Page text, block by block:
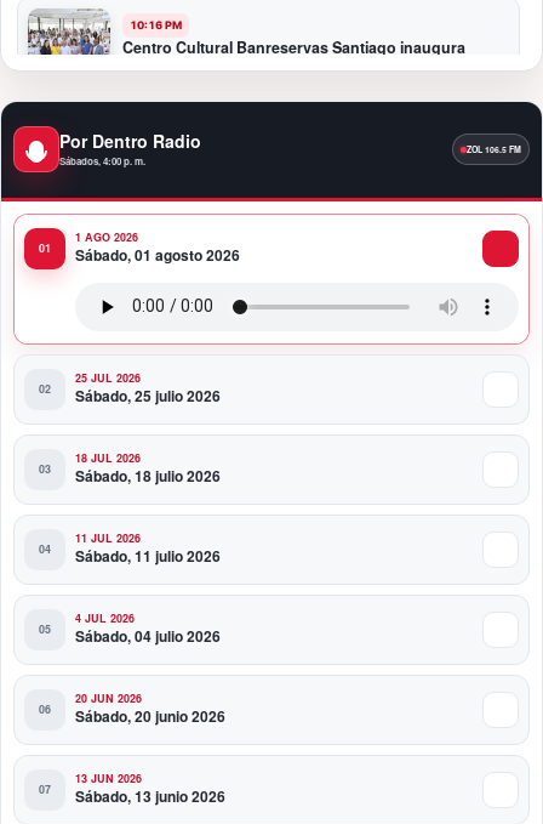
10:16 PM
Centro Cultural Banreservas Santiago inaugura
Primer Congreso de Artesanos de Santiago
Premios a la Moda Dominicana celebró su quinta
edición en el Teatro Nacional
11:58 PM
Presidente Abinader viaja a Colombia para participar
Por Dentro Radio
Sábados, 4:00 p. m.
1 AGO 2026
Sábado, 01 agosto 2026
25 JUL 2026
Sábado, 25 julio 2026
18 JUL 2026
Sábado, 18 julio 2026
11 JUL 2026
Sábado, 11 julio 2026
4 JUL 2026
Sábado, 04 julio 2026
20 JUN 2026
Sábado, 20 junio 2026
13 JUN 2026
Sábado, 13 junio 2026